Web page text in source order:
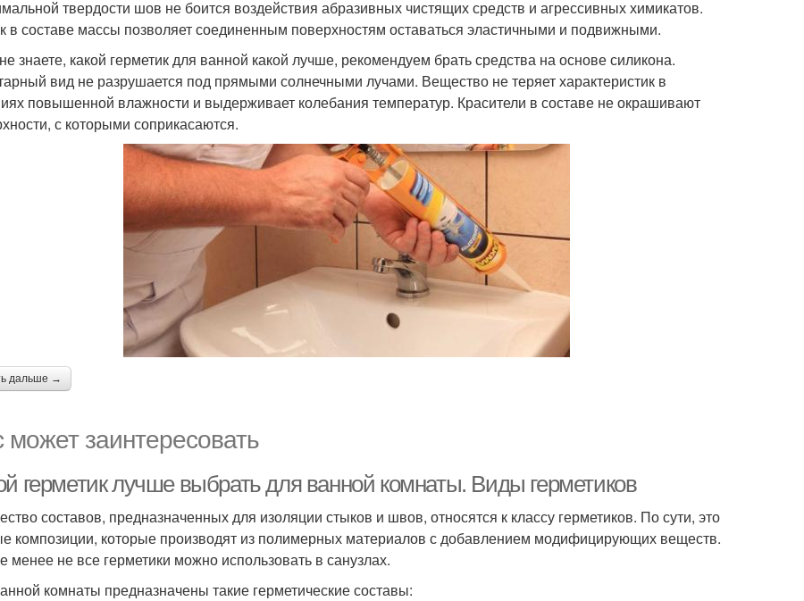
твердости шов не боится воздействия абразивных чистящих средств и агрессивных химикатов.
в составе массы позволяет соединенным поверхностям оставаться эластичными и подвижными.
знаете, какой герметик для ванной какой лучше, рекомендуем брать средства на основе силикона.
вид не разрушается под прямыми солнечными лучами. Вещество не теряет характеристик в
повышенной влажности и выдерживает колебания температур. Красители в составе не окрашивают
с которыми соприкасаются.
дальше →
может заинтересовать
герметик лучше выбрать для ванной комнаты. Виды герметиков
составов, предназначенных для изоляции стыков и швов, относятся к классу герметиков. По сути, это
композиции, которые производят из полимерных материалов с добавлением модифицирующих веществ.
менее не все герметики можно использовать в санузлах.
комнаты предназначены такие герметические составы: